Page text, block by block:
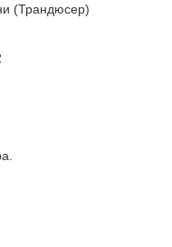
(Трандюсер)